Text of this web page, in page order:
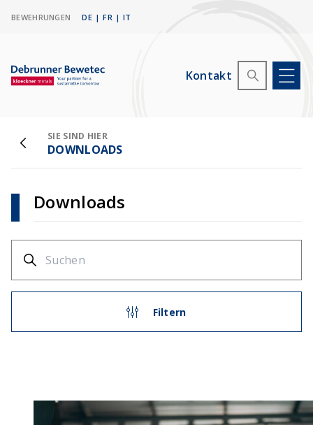
BEWEHRUNGEN IT
|
FR
|
DE
Kontakt
SIE SIND HIER
DOWNLOADS
Downloads
Filtern